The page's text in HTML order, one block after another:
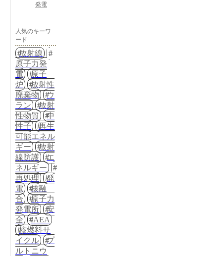
発電
人気のキーワ
ード
放射線
原子力発
電
原子
炉
放射性
廃棄物
ウ
ラン
放射
性物質
中
性子
再生
可能エネル
ギー
放射
線防護
エ
ネルギー
再処理
発
電
核融
合
原子力
発電所
安
全
IAEA
核燃料サ
イクル
プ
ルトニウ